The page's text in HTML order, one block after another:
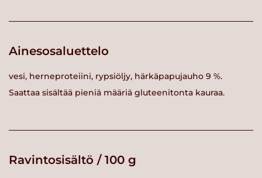
Ainesosaluettelo
vesi, herneproteiini, rypsiöljy, härkäpapujauho 9 %.
Saattaa sisältää pieniä määriä gluteenitonta kauraa.
Ravintosisältö / 100 g